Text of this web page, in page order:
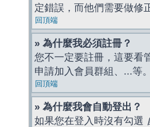
定錯誤，而他們需要做修
回頂端
» 為什麼我必須註冊？
您不一定要註冊，這要看
申請加入會員群組、...等
回頂端
» 為什麼我會自動登出？
如果您在登入時沒有勾選